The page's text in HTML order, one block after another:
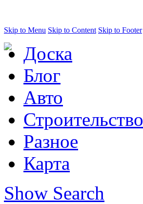
Skip to Menu Skip to Content Skip to Footer
Доска
Блог
Авто
Строительство
Разное
Карта
Show Search